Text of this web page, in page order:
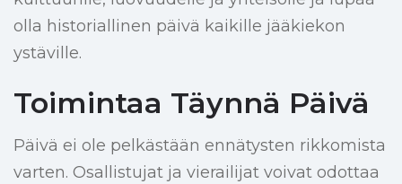
olla historiallinen päivä kaikille jääkiekon
ystäville.
Toimintaa Täynnä Päivä
Päivä ei ole pelkästään ennätysten rikkomista
varten. Osallistujat ja vierailijat voivat odottaa